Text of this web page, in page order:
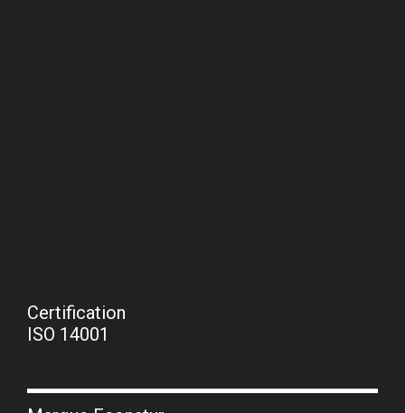
Certification
ISO 14001